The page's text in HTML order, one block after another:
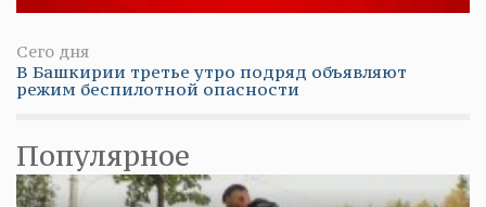
Сего дня
В Башкирии третье утро подряд объявляют
режим беспилотной опасности
Популярное